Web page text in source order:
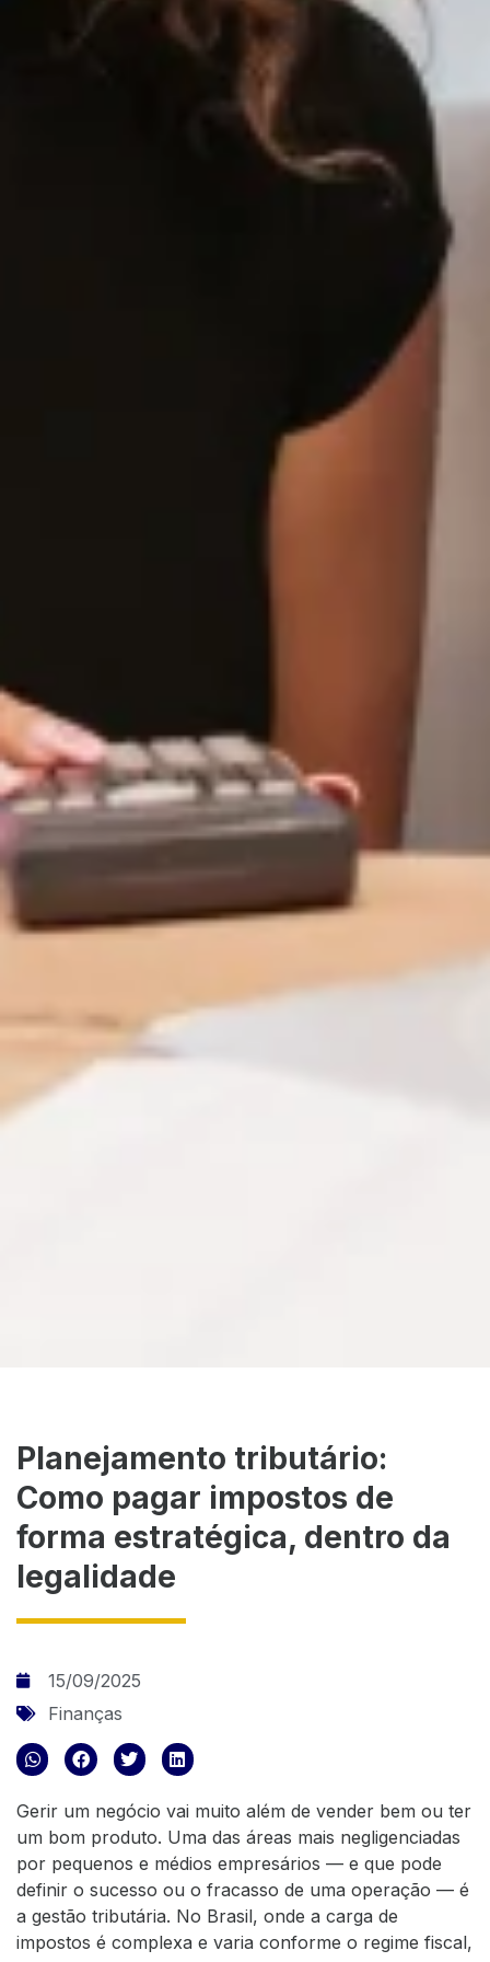
Planejamento tributário:
Como pagar impostos de
forma estratégica, dentro da
legalidade
15/09/2025
Finanças
Gerir um negócio vai muito além de vender bem ou ter
um bom produto. Uma das áreas mais negligenciadas
por pequenos e médios empresários — e que pode
definir o sucesso ou o fracasso de uma operação — é
a gestão tributária. No Brasil, onde a carga de
impostos é complexa e varia conforme o regime fiscal,